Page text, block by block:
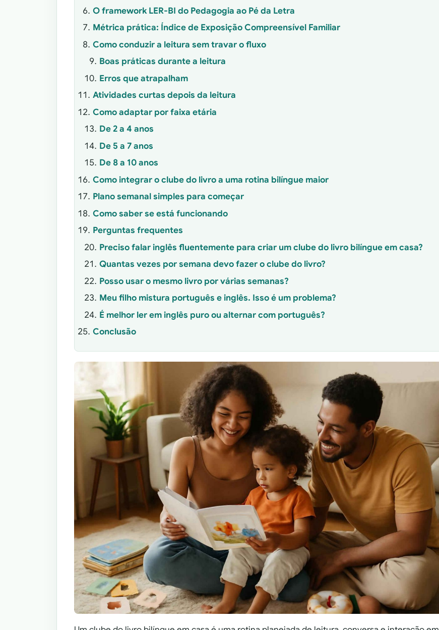
O framework LER-BI do Pedagogia ao Pé da Letra
Métrica prática: Índice de Exposição Compreensível Familiar
Como conduzir a leitura sem travar o fluxo
Boas práticas durante a leitura
Erros que atrapalham
Atividades curtas depois da leitura
Como adaptar por faixa etária
De 2 a 4 anos
De 5 a 7 anos
De 8 a 10 anos
Como integrar o clube do livro a uma rotina bilíngue maior
Plano semanal simples para começar
Como saber se está funcionando
Perguntas frequentes
Preciso falar inglês fluentemente para criar um clube do livro bilíngue em casa?
Quantas vezes por semana devo fazer o clube do livro?
Posso usar o mesmo livro por várias semanas?
Meu filho mistura português e inglês. Isso é um problema?
É melhor ler em inglês puro ou alternar com português?
Conclusão